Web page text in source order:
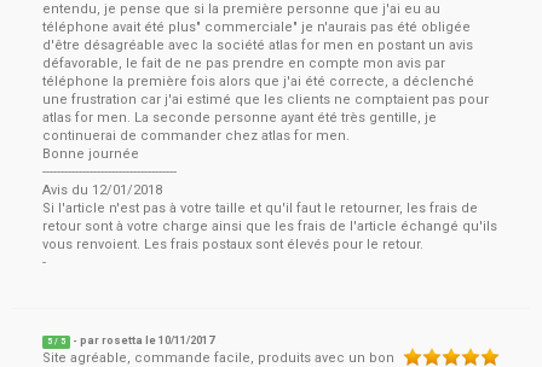
entendu, je pense que si la première personne que j'ai eu au
téléphone avait été plus" commerciale" je n'aurais pas été obligée
d'être désagréable avec la société atlas for men en postant un avis
défavorable, le fait de ne pas prendre en compte mon avis par
téléphone la première fois alors que j'ai été correcte, a déclenché
une frustration car j'ai estimé que les clients ne comptaient pas pour
atlas for men. La seconde personne ayant été très gentille, je
continuerai de commander chez atlas for men.
Bonne journée
-------------------------------------
Avis du 12/01/2018
Si l'article n'est pas à votre taille et qu'il faut le retourner, les frais de
retour sont à votre charge ainsi que les frais de l'article échangé qu'ils
vous renvoient. Les frais postaux sont élevés pour le retour.
-
5 / 5 - parrosetta le10/11/2017
Site agréable, commande facile, produits avec un bon